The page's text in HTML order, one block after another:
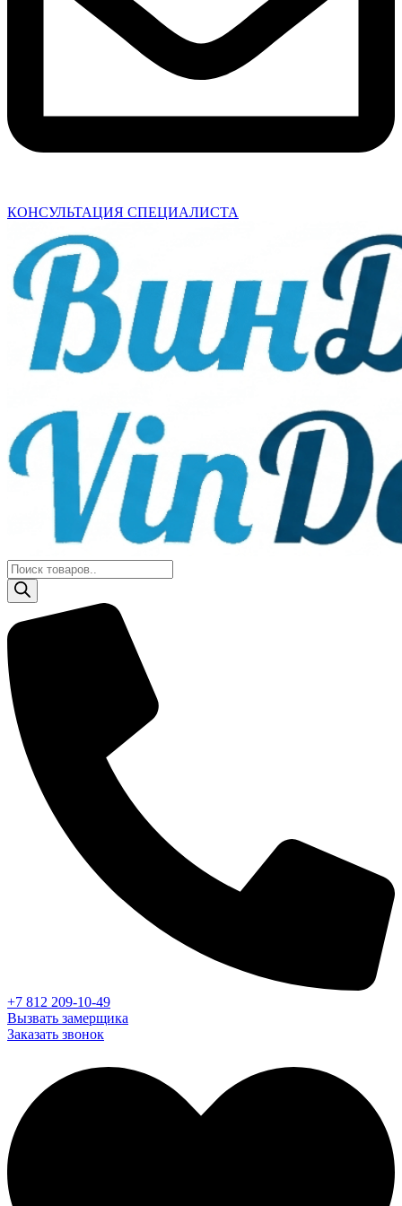
КОНСУЛЬТАЦИЯ СПЕЦИАЛИСТА
Поиск
товаров
+7 812 209-10-49
Вызвать замерщика
Заказать звонок